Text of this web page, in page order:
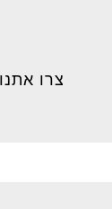
צרו